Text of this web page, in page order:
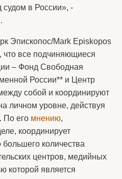
судом в России», -
Эпископос/Mark Episkopos
что все подчиняющиеся
– Фонд Свободная
России** и Центр
собой и координируют
личном уровне, действуя
По его мнению,
координирует
большего количества
центров, медийных
которой является